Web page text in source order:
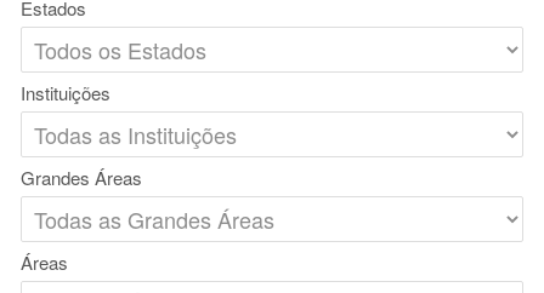
Estados
Instituições
Grandes Áreas
Áreas